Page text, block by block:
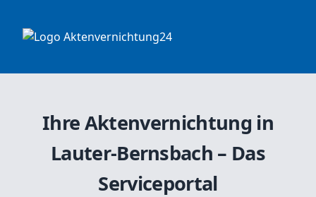
Ihre Aktenvernichtung in
Lauter-Bernsbach – Das
Serviceportal